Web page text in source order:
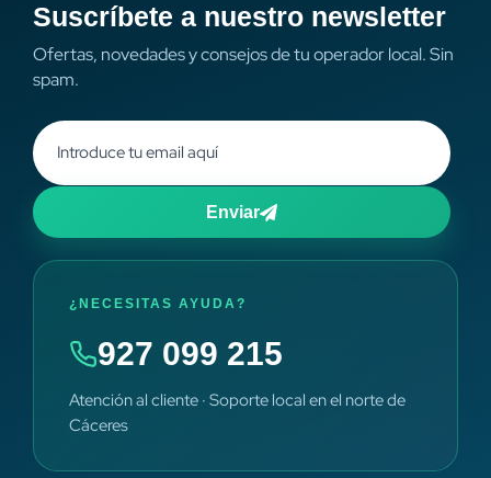
Suscríbete a nuestro newsletter
Ofertas, novedades y consejos de tu operador local. Sin
spam.
Enviar
¿NECESITAS AYUDA?
927 099 215
Atención al cliente · Soporte local en el norte de
Cáceres